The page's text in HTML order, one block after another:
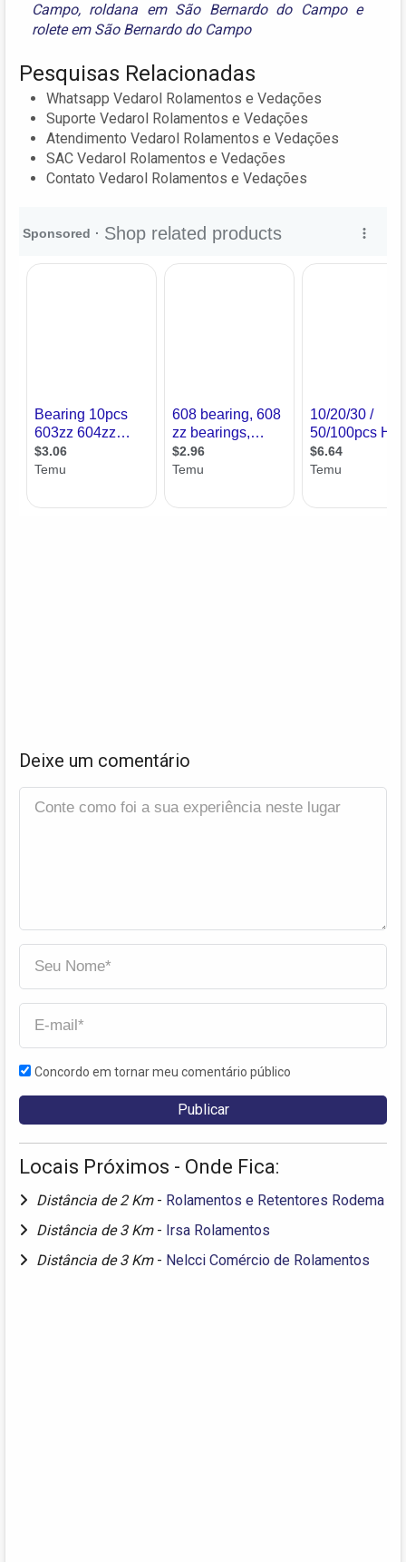
Campo, roldana em São Bernardo do Campoe
rolete em São Bernardo do Campo
Pesquisas Relacionadas
Whatsapp Vedarol Rolamentos e Vedações
Suporte Vedarol Rolamentos e Vedações
Atendimento Vedarol Rolamentos e Vedações
SAC Vedarol Rolamentos e Vedações
Contato Vedarol Rolamentos e Vedações
Deixe um comentário
Concordo em tornar meu comentário público
Locais Próximos - Onde Fica:
Distância de 2 Km - Rolamentos e Retentores Rodema
Distância de 3 Km - Irsa Rolamentos
Distância de 3 Km - Nelcci Comércio de Rolamentos